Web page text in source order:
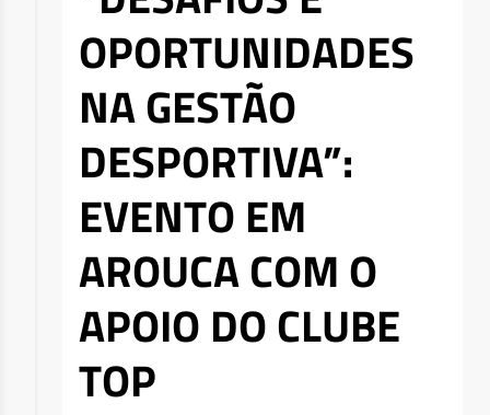
OPORTUNIDADES
NA GESTÃO
DESPORTIVA”:
EVENTO EM
AROUCA COM O
APOIO DO CLUBE
TOP
Deseja apagar o ficheiro?